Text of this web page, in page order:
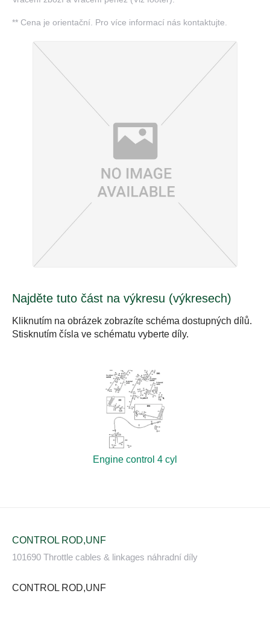
** Cena je orientační. Pro více informací nás kontaktujte.
Najděte tuto část na výkresu (výkresech)
Kliknutím na obrázek zobrazíte schéma dostupných dílů.
Stisknutím čísla ve schématu vyberte díly.
Engine control 4 cyl
CONTROL ROD,UNF
101690 Throttle cables & linkages náhradní díly
CONTROL ROD,UNF